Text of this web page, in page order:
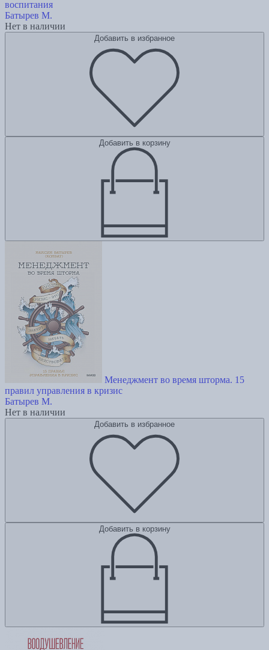
воспитания
Батырев М.
Нет в наличии
Добавить в избранное
Добавить в корзину
Менеджмент во время шторма. 15
правил управления в кризис
Батырев М.
Нет в наличии
Добавить в избранное
Добавить в корзину